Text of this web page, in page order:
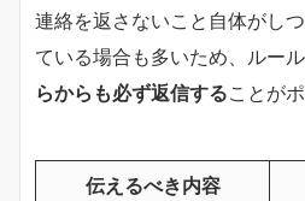
連絡を返さないこと自体がし
ている場合も多いため、ルー
らからも必ず返信することが
伝えるべき内容